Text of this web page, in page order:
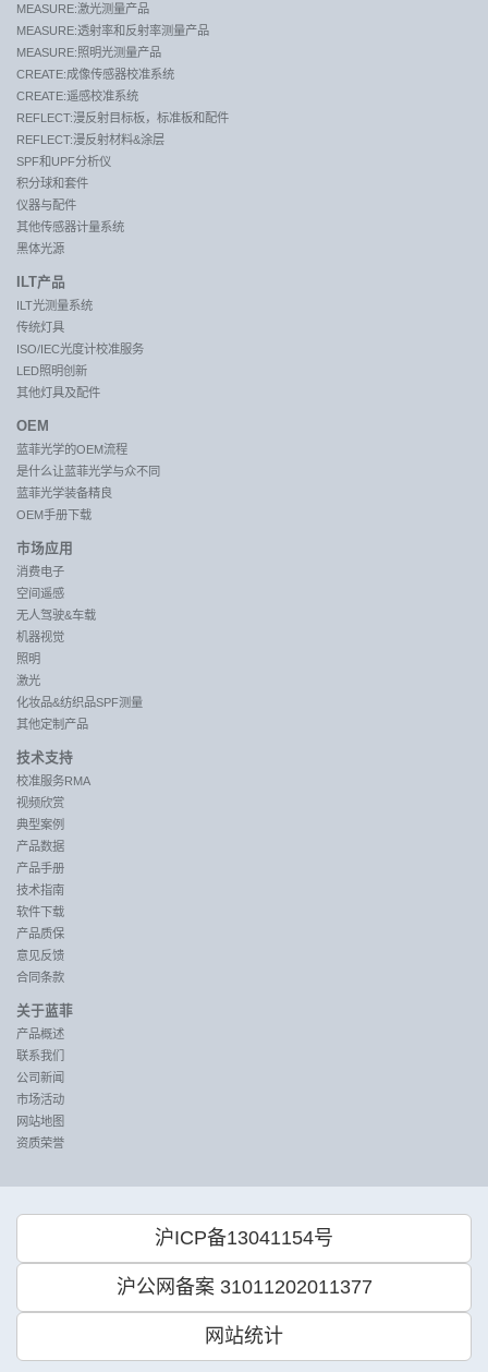
MEASURE:激光测量产品
MEASURE:透射率和反射率测量产品
MEASURE:照明光测量产品
CREATE:成像传感器校准系统
CREATE:遥感校准系统
REFLECT:漫反射目标板，标准板和配件
REFLECT:漫反射材料&涂层
SPF和UPF分析仪
积分球和套件
仪器与配件
其他传感器计量系统
黑体光源
ILT产品
ILT光测量系统
传统灯具
ISO/IEC光度计校准服务
LED照明创新
其他灯具及配件
OEM
蓝菲光学的OEM流程
是什么让蓝菲光学与众不同
蓝菲光学装备精良
OEM手册下载
市场应用
消费电子
空间遥感
无人驾驶&车载
机器视觉
照明
激光
化妆品&纺织品SPF测量
其他定制产品
技术支持
校准服务RMA
视频欣赏
典型案例
产品数据
产品手册
技术指南
软件下载
产品质保
意见反馈
合同条款
关于蓝菲
产品概述
联系我们
公司新闻
市场活动
网站地图
资质荣誉
沪ICP备13041154号
沪公网备案 31011202011377
网站统计